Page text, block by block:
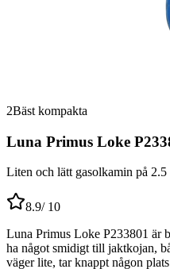
2Bäst kompakta
Luna Primus Loke
Liten och lätt gasolkamin på
8.9/ 10
Luna Primus Loke P233801 är
ha något smidigt till jaktkojan,
väger lite, tar knappt någon